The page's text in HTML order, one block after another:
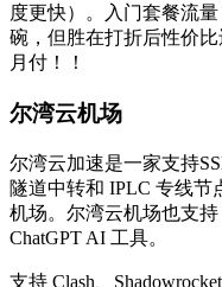
度更快）。入门套餐流
碗，但胜在打折后性价
月付！！
尔湾云机场
尔湾云加速是一家支持
隧道中转和 IPLC 专线节
机场。尔湾云机场也支持
ChatGPT AI 工具。
支持 Clash、